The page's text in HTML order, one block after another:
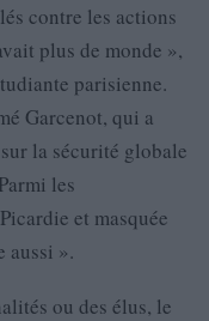
contre les actions
plus de monde »,
parisienne.
Garcenot, qui a
la sécurité globale
les
et masquée
aussi ».
ou des élus, le